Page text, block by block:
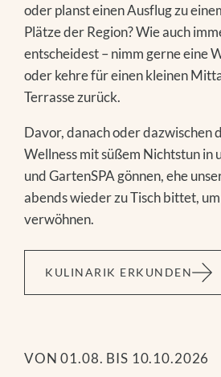
oder planst einen Ausflug zu
Plätze der Region? Wie auch
entscheidest – nimm gerne eine
oder kehre für einen kleinen
Terrasse zurück.
Davor, danach oder dazwischen
Wellness mit süßem Nichtstun in
und GartenSPA gönnen, ehe
abends wieder zu Tisch bittet,
verwöhnen.
KULINARIK ERKUNDEN
VON 01.08. BIS 10.10.2026